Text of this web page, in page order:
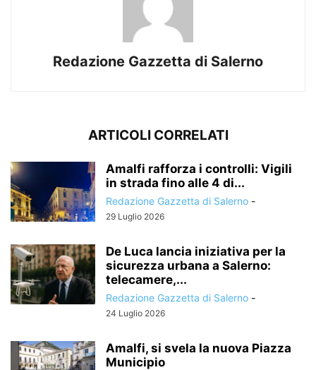
Redazione Gazzetta di Salerno
ARTICOLI CORRELATI
Amalfi rafforza i controlli: Vigili
in strada fino alle 4 di...
Redazione Gazzetta di Salerno -
29 Luglio 2026
De Luca lancia iniziativa per la
sicurezza urbana a Salerno:
telecamere,...
Redazione Gazzetta di Salerno -
24 Luglio 2026
Amalfi, si svela la nuova Piazza
Municipio